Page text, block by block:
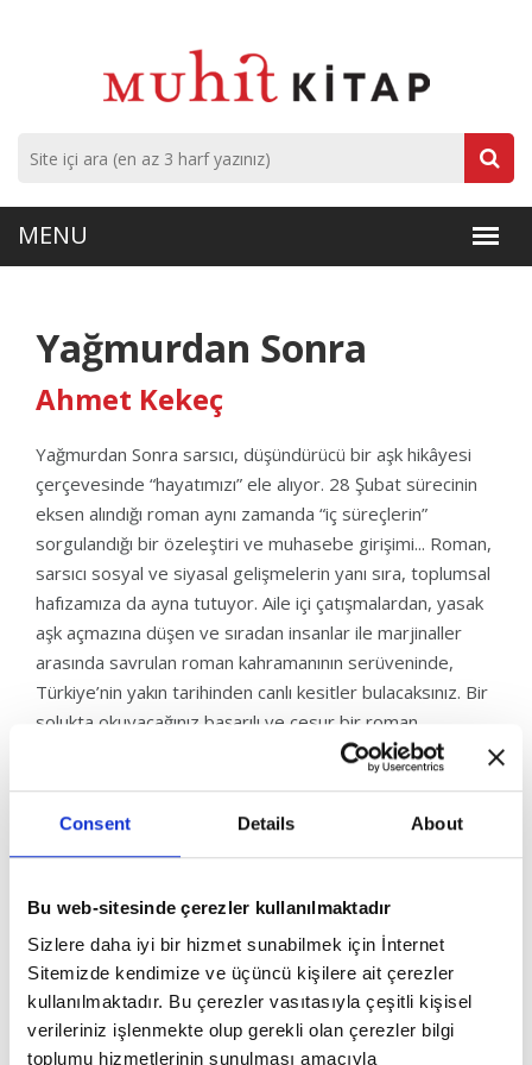
Consent Details About
Bu web-sitesinde çerezler kullanılmaktadır
Sizlere daha iyi bir hizmet sunabilmek için İnternet
Sitemizde kendimize ve üçüncü kişilere ait çerezler
kullanılmaktadır. Bu çerezler vasıtasıyla çeşitli kişisel
verileriniz işlenmekte olup gerekli olan çerezler bilgi
toplumu hizmetlerinin sunulması amacıyla
Yağmurdan Sonra
Ahmet Kekeç
Yağmurdan Sonra sarsıcı, düşündürücü bir aşk hikâyesi
çerçevesinde “hayatımızı” ele alıyor. 28 Şubat sürecinin
eksen alındığı roman aynı zamanda “iç süreçlerin”
sorgulandığı bir özeleştiri ve muhasebe girişimi... Roman,
sarsıcı sosyal ve siyasal gelişmelerin yanı sıra, toplumsal
hafızamıza da ayna tutuyor. Aile içi çatışmalardan, yasak
aşk açmazına düşen ve sıradan insanlar ile marjinaller
arasında savrulan roman kahramanının serüveninde,
Türkiye’nin yakın tarihinden canlı kesitler bulacaksınız. Bir
solukta okuyacağınız başarılı ve cesur bir roman.